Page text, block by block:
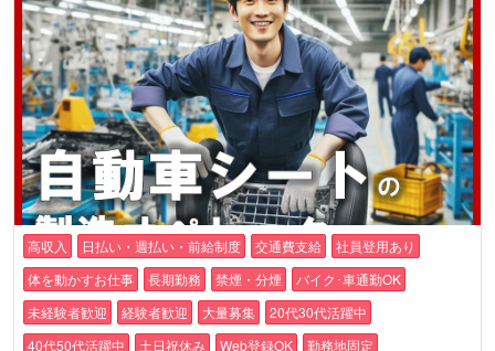
高収入 日払い・週払い・前給制度 交通費支給
社員登用あり
体を動かすお仕事
長期勤務 禁煙・分煙
バイク･車通勤OK
未経験者歓迎
経験者歓迎 大量募集
20代30代活躍中
40代50代活躍中
土日祝休み Web登録OK
勤務地固定